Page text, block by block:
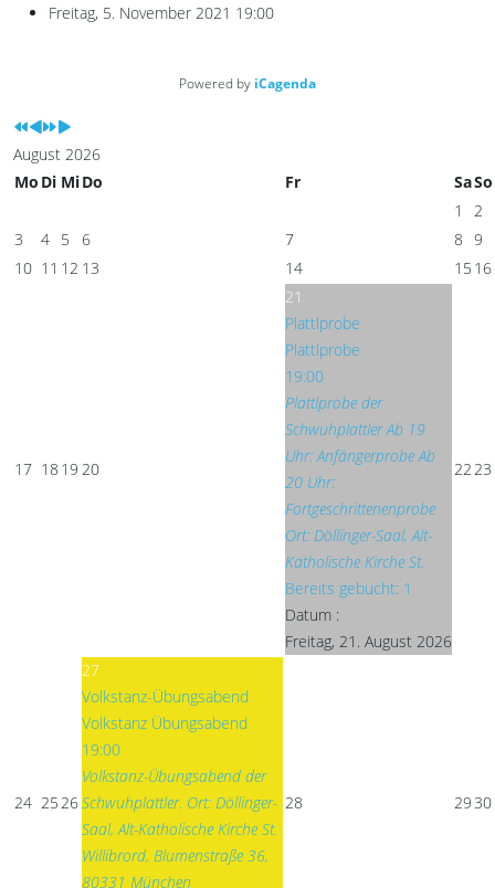
Freitag, 5. November 2021 19:00
Powered by iCagenda
August 2026
Mo Di MiDo Fr SaSo
1
2
3
4 5 6 7 8 9
10 11 12 13 14 15 16
17 18 19 20
21
Plattlprobe
Plattlprobe
19:00
Plattlprobe der
Schwuhplattler Ab 19
Uhr: Anfängerprobe Ab
20 Uhr:
Fortgeschrittenenprobe
Ort: Döllinger-Saal, Alt-
Katholische Kirche St.
Bereits gebucht: 1
Datum :
Freitag, 21. August 2026
2223
24 2526
27
Volkstanz-Übungsabend
Volkstanz Übungsabend
19:00
Volkstanz-Übungsabend der
Schwuhplattler. Ort: Döllinger-
Saal, Alt-Katholische Kirche St.
Willibrord, Blumenstraße 36,
80331 München
28 2930